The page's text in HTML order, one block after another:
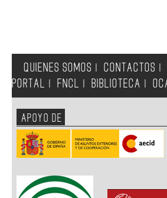
QUIENES SOMOS CONTACTOS
PORTAL
FNCL BIBLIOTECA
APOYO DE